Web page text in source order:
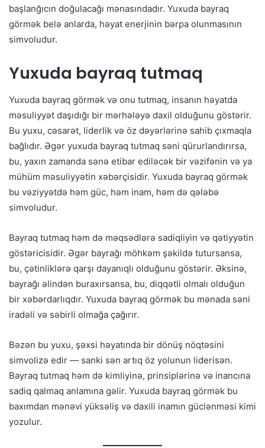
başlanğıcın doğulacağı mənasındadır. Yuxuda bayraq
görmək belə anlarda, həyat enerjinin bərpa olunmasının
simvoludur.
Yuxuda bayraq tutmaq
Yuxuda bayraq görmək və onu tutmaq, insanın həyatda
məsuliyyət daşıdığı bir mərhələyə daxil olduğunu göstərir.
Bu yuxu, cəsarət, liderlik və öz dəyərlərinə sahib çıxmaqla
bağlıdır. Əgər yuxuda bayraq tutmaq səni qürurlandırırsa,
bu, yaxın zamanda sənə etibar ediləcək bir vəzifənin və ya
mühüm məsuliyyətin xəbərçisidir. Yuxuda bayraq görmək
bu vəziyyətdə həm güc, həm inam, həm də qələbə
simvoludur.
Bayraq tutmaq həm də məqsədlərə sadiqliyin və qətiyyətin
göstəricisidir. Əgər bayrağı möhkəm şəkildə tutursansa,
bu, çətinliklərə qarşı dayanıqlı olduğunu göstərir. Əksinə,
bayrağı əlindən buraxırsansa, bu, diqqətli olmalı olduğun
bir xəbərdarlıqdır. Yuxuda bayraq görmək bu mənada səni
iradəli və səbirli olmağa çağırır.
Bəzən bu yuxu, şəxsi həyatında bir dönüş nöqtəsini
simvolizə edir — sanki sən artıq öz yolunun liderisən.
Bayraq tutmaq həm də kimliyinə, prinsiplərinə və inancına
sadiq qalmaq anlamına gəlir. Yuxuda bayraq görmək bu
baxımdan mənəvi yüksəliş və daxili inamın güclənməsi kimi
yozulur.